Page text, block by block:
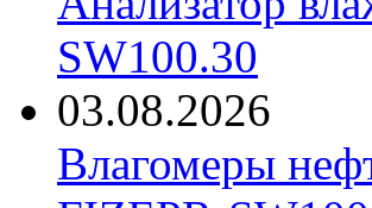
SW100.30
03.08.2026
Влагомеры